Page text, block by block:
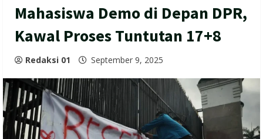
Mahasiswa Demo di Depan DPR,
Kawal Proses Tuntutan 17+8
Redaksi 01 September 9, 2025